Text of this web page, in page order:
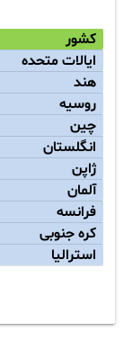
کشور
ایالات متحده
هند
روسیه
چین
انگلستان
ژاپن
آلمان
فرانسه
کره جنوبی
استرالیا